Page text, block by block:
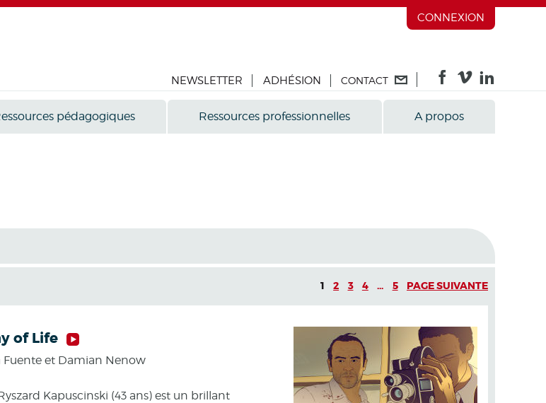
CONNEXION
NEWSLETTER ADHÉSION CONTACT
pédagogiques Ressources professionnelles A propos
1 2 3 4 ... 5 PAGE SUIVANTE
of Life
Fuente et Damian Nenow
Kapuscinski (43 ans) est un brillant